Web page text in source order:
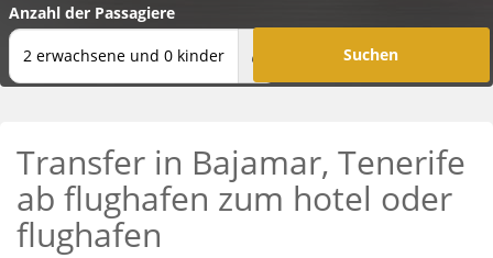
Anzahl der Passagiere
2 erwachsene und 0 kinder
Transfer in Bajamar, Tenerife
ab flughafen zum hotel oder
flughafen